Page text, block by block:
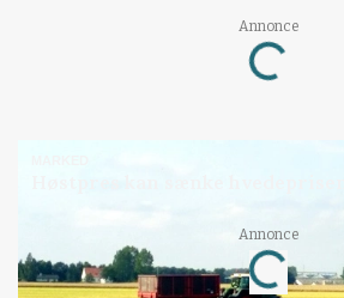
Annonce
Loading...
Annonce